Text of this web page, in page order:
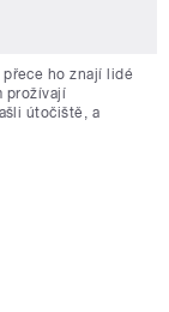
ho znají lidé
prožívají
útočiště, a